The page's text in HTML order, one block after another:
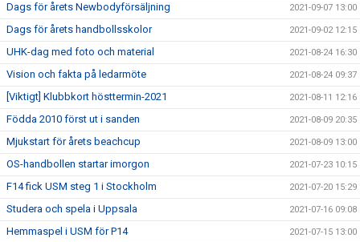
Dags för årets Newbodyförsäljning 2021-09-07 13:00
Dags för årets handbollsskolor 2021-09-02 12:15
UHK-dag med foto och material 2021-08-24 16:30
Vision och fakta på ledarmöte 2021-08-24 09:37
[Viktigt] Klubbkort hösttermin-2021 2021-08-11 12:16
Födda 2010 först ut i sanden 2021-08-09 20:35
Mjukstart för årets beachcup 2021-08-09 13:00
OS-handbollen startar imorgon 2021-07-23 10:15
F14 fick USM steg 1 i Stockholm 2021-07-20 15:29
Studera och spela i Uppsala 2021-07-16 09:08
Hemmaspel i USM för P14 2021-07-15 13:00